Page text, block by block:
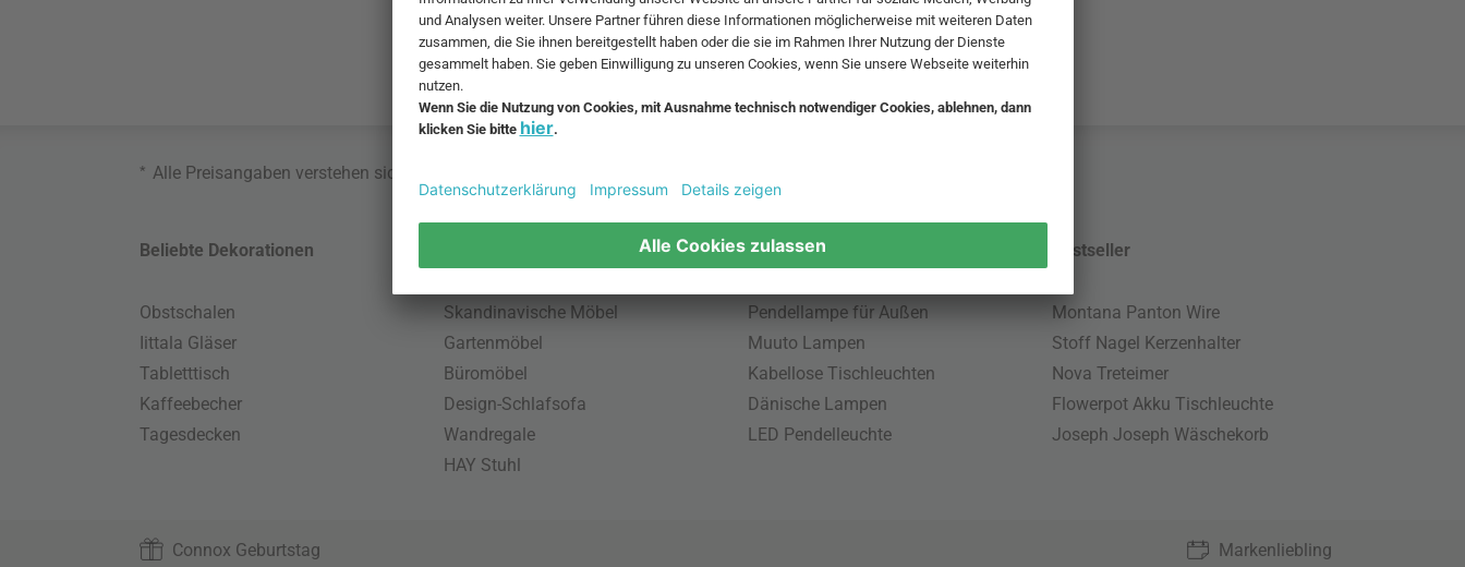
* Alle Preisangaben verstehen sich inklusive MwSt. und zzgl.
Beliebte Dekorationen
Obstschalen
Iittala Gläser
Tabletttisch
Kaffeebecher
Tagesdecken
Skandinavische Möbel
Gartenmöbel
Büromöbel
Design-Schlafsofa
Wandregale
HAY Stuhl
Beliebte Leuchten
Pendellampe für Außen
Muuto Lampen
Kabellose Tischleuchten
Dänische Lampen
LED Pendelleuchte
Bestseller
Montana Panton Wire
Stoff Nagel Kerzenhalter
Nova Treteimer
Flowerpot Akku Tischleuchte
Joseph Joseph Wäschekorb
Connox Geburtstag Markenliebling